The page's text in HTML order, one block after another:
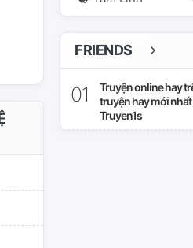
tomiokagiyuu
FRIENDS
Truyện online hay
truyện hay mới
Truyen1s